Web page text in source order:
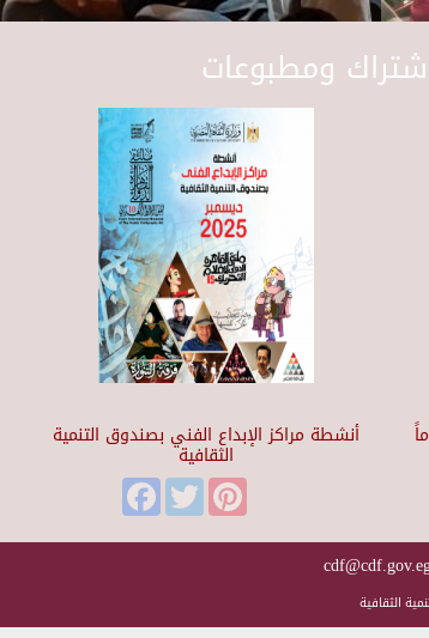
ومطبوعات
أنشطة مراكز الإبداع الفني بصندوق التنمية
الثقافية
FacebookTwitterPinterest
١١٤ عاماً
الثقافية